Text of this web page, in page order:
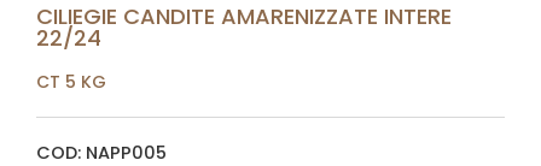
CILIEGIE CANDITE AMARENIZZATE INTERE
22/24
CT 5 KG
COD: NAPP005